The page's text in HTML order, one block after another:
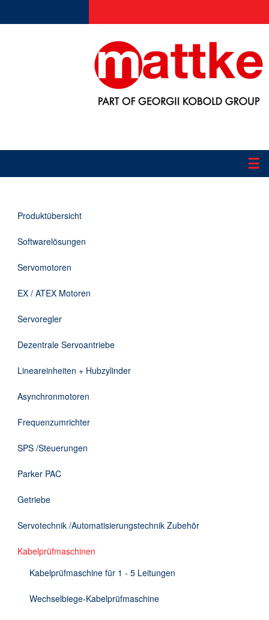
☰
Applikationen
Informationen
Downloads
Kontakt
Produktübersicht
Softwarelösungen
Servomotoren
EX / ATEX Motoren
Servoregler
Dezentrale Servoantriebe
Lineareinheiten + Hubzylinder
Asynchronmotoren
Frequenzumrichter
SPS /Steuerungen
Parker PAC
Getriebe
Servotechnik /Automatisierungstechnik Zubehör
Kabelprüfmaschinen
Kabelprüfmaschine für 1 - 5 Leitungen
Wechselbiege-Kabelprüfmaschine